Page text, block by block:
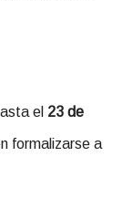
el 23 de
formalizarse a